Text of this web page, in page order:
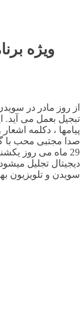
ویژه
از روز مادر در
تبجیل بعمل می آید.
پیامها ، دکلمه
صدا مجتبی محب با
دیجیتال تجلیل
سویدن و تلویزیون